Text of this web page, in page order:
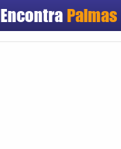
Encontra Palmas
Cadastrar